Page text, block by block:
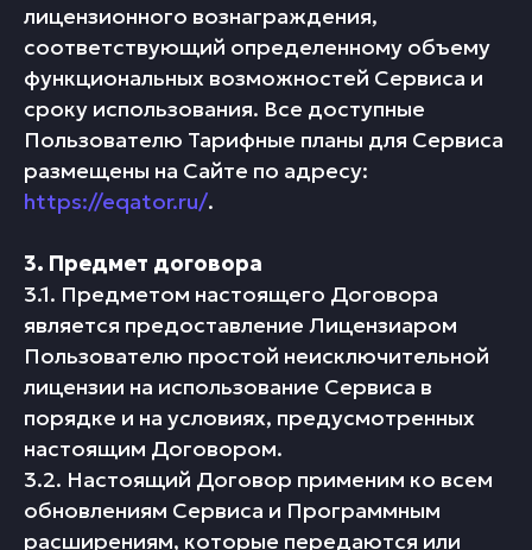
лицензионного вознаграждения,
соответствующий определенному объему
функциональных возможностей Сервиса и
сроку использования. Все доступные
Пользователю Тарифные планы для Сервиса
размещены на Сайте по адресу:
https://eqator.ru/.
3. Предмет договора
3.1. Предметом настоящего Договора
является предоставление Лицензиаром
Пользователю простой неисключительной
лицензии на использование Сервиса в
порядке и на условиях, предусмотренных
настоящим Договором.
3.2. Настоящий Договор применим ко всем
обновлениям Сервиса и Программным
расширениям, которые передаются или